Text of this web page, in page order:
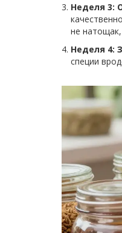
Неделя 3:
не
Неделя 4:
специи